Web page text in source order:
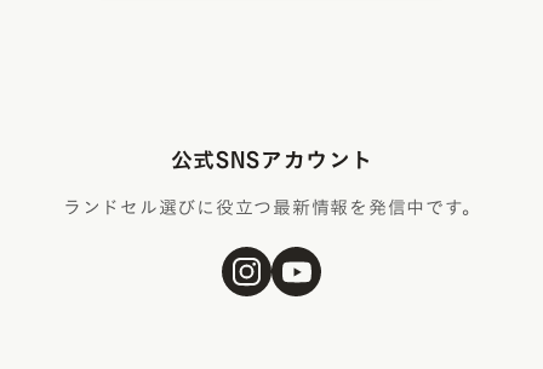
公式SNSアカウント
ランドセル選びに役立つ最新情報を発信中です。